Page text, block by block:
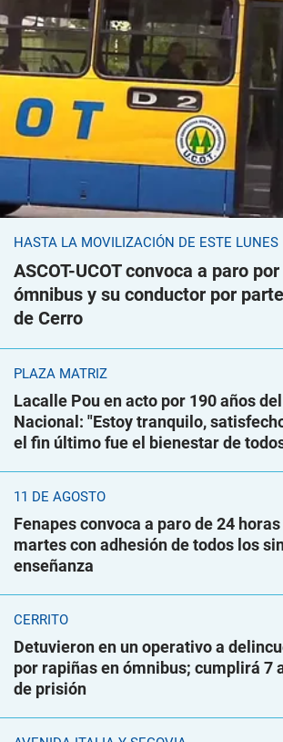
HASTA LA MOVILIZACIÓN DE ESTE LUNES
ASCOT-UCOT convoca a paro
ómnibus y su conductor por
de Cerro
PLAZA MATRIZ
Lacalle Pou en acto por 190 años
Nacional: "Estoy tranquilo,
el fin último fue el bienestar de
11 DE AGOSTO
Fenapes convoca a paro de 24
martes con adhesión de todos los
enseñanza
CERRITO
Detuvieron en un operativo a
por rapiñas en ómnibus; cumplirá 7
de prisión